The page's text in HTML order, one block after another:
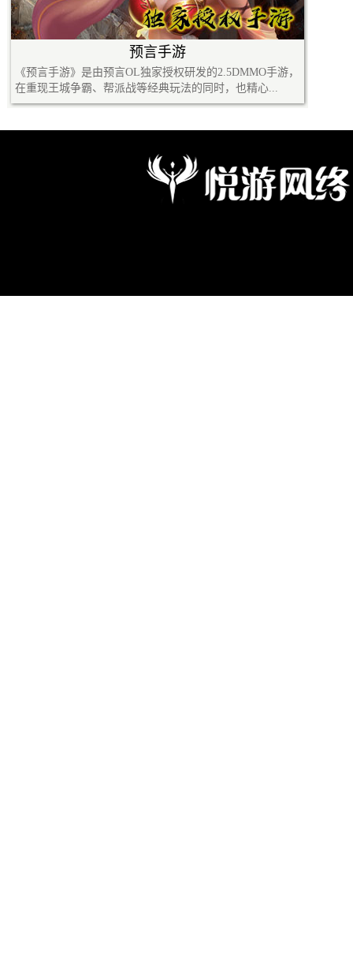
预言手游
《预言手游》是由预言OL独家授权研发的2.5DMMO手游，
在重现王城争霸、帮派战等经典玩法的同时，也精心...